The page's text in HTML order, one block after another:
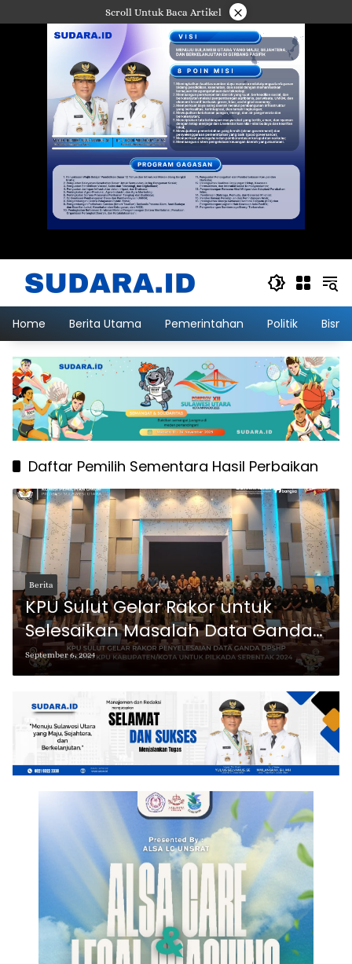
ke
Scroll Untuk Baca Artikel ×
Home Berita Utama Pemerintahan Politik
Daftar Pemilih Sementara Hasil Perbaikan
Berita
KPU Sulut Gelar Rakor untuk
Selesaikan Masalah Data Ganda
dalam Penyusunan DPSHP
September 6, 2024